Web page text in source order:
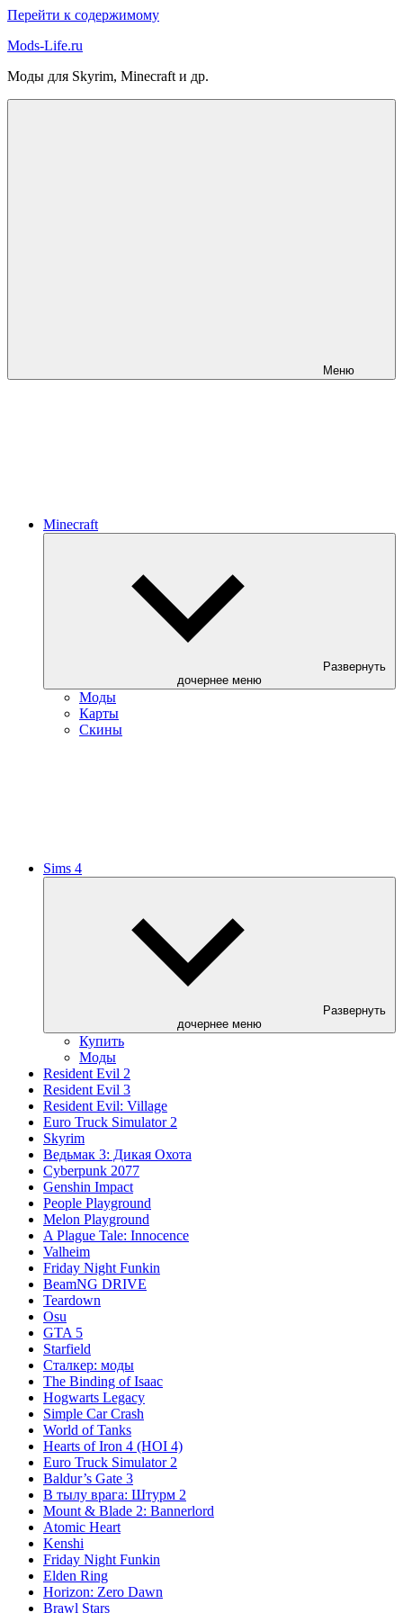
Перейти к содержимому
Mods-Life.ru
Моды для Skyrim, Minecraft и др.
Меню
Minecraft
Развернуть
дочернее меню
Моды
Карты
Скины
Sims 4
Развернуть
дочернее меню
Купить
Моды
Resident Evil 2
Resident Evil 3
Resident Evil: Village
Euro Truck Simulator 2
Skyrim
Ведьмак 3: Дикая Охота
Cyberpunk 2077
Genshin Impact
People Playground
Melon Playground
A Plague Tale: Innocence
Valheim
Friday Night Funkin
BeamNG DRIVE
Teardown
Osu
GTA 5
Starfield
Сталкер: моды
The Binding of Isaac
Hogwarts Legacy
Simple Car Crash
World of Tanks
Hearts of Iron 4 (HOI 4)
Euro Truck Simulator 2
Baldur’s Gate 3
В тылу врага: Штурм 2
Mount & Blade 2: Bannerlord
Atomic Heart
Kenshi
Friday Night Funkin
Elden Ring
Horizon: Zero Dawn
Brawl Stars